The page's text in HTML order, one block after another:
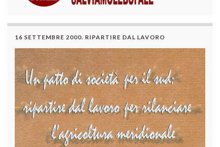
16 SETTEMBRE 2000. RIPARTIRE DAL LAVORO